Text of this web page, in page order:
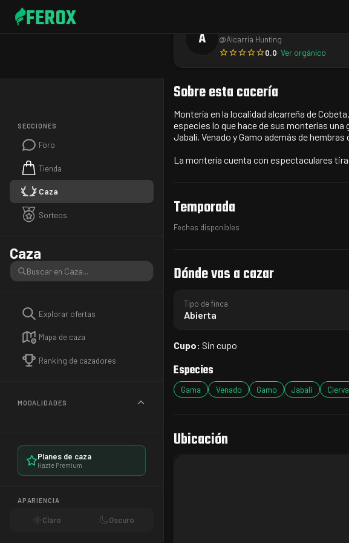
FEROX
SECCIONES
Foro
Tienda
Caza
Sorteos
Caza
Explorar ofertas
Mapa de caza
Ranking de cazadores
MODALIDADES
Planes de caza
Hazte Premium
APARIENCIA
Claro Oscuro
A @Alcarria Hunting
0.0· Ver orgánico
Sobre esta cacería
Montería en la localidad alcarreña de
especies lo que hace de sus monterías
Jabalí, Venado y Gamo además de hembras
La montería cuenta con espectaculares
Temporada
Fechas disponibles
Dónde vas a cazar
Tipo de finca
Abierta
Cupo: Sin cupo
Especies
Gama Venado Gamo Jabalí Cierva
Ubicación